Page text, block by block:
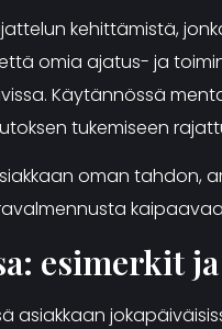
kehittämistä,
omia ajatus- ja
Käytännössä
tukemiseen
oman tahdon,
esimerkit